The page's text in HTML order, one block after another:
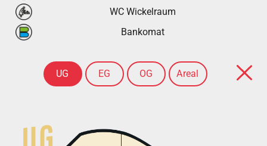
AKTUELLES
News
Cyta-Kalender
UNSERE CYTA
WC Wickelraum
Bankomat
UG EG OG Areal